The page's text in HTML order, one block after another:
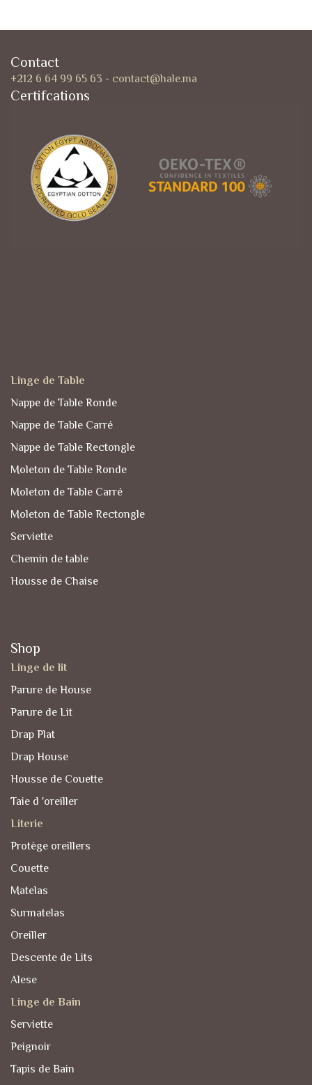
Contact
+212 6 64 99 65 63 - contact@hale.ma
Certifcations
Linge de Table
Nappe de Table Ronde
Nappe de Table Carré
Nappe de Table Rectongle
Moleton de Table Ronde
Moleton de Table Carré
Moleton de Table Rectongle
Serviette
Chemin de table
Housse de Chaise
Shop
Linge de lit
Parure de House
Parure de Lit
Drap Plat
Drap House
Housse de Couette
Taie d 'oreiller
Literie
Protège oreillers
Couette
Matelas
Surmatelas
Oreiller
Descente de Lits
Alese
Linge de Bain
Serviette
Peignoir
Tapis de Bain